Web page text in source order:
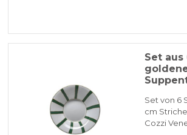
Set
Set von 6
cm
Cozzi